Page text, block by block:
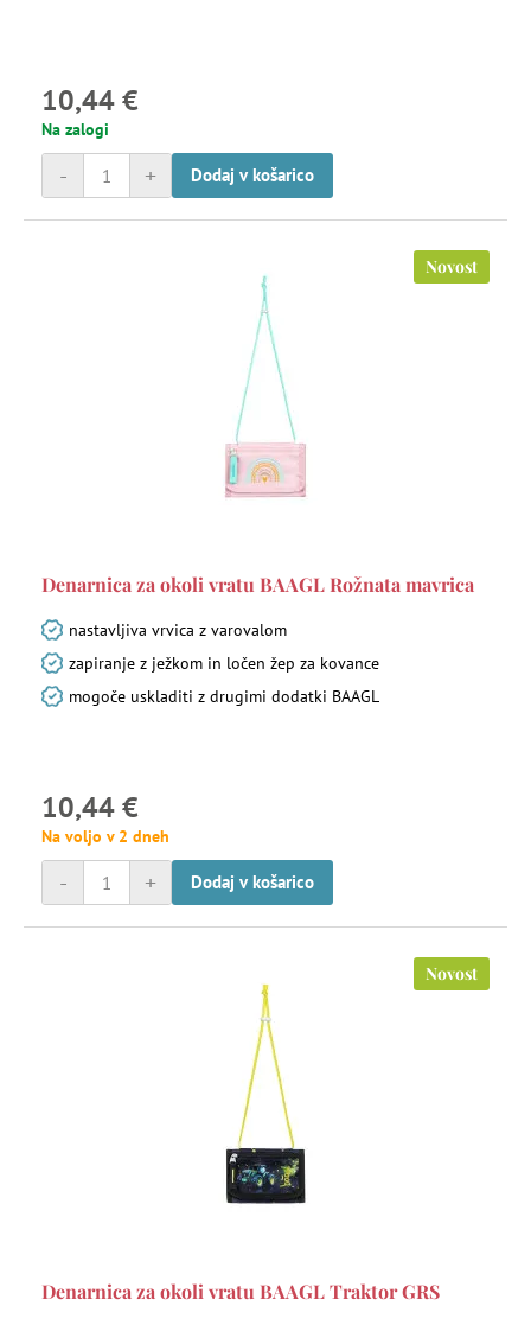
10,44 €
Na zalogi
+
- Dodaj v košarico
Novost
Denarnica za okoli vratu BAAGL Rožnata mavrica
nastavljiva vrvica z varovalom
zapiranje z ježkom in ločen žep za kovance
mogoče uskladiti z drugimi dodatki BAAGL
10,44 €
Na voljo v 2 dneh
+
- Dodaj v košarico
Novost
Denarnica za okoli vratu BAAGL Traktor GRS